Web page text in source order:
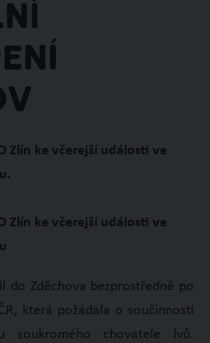
Zlín ke včerejší události ve
Zlín ke včerejší události ve
do Zděchova bezprostředně po
která požádala o součinnosti
soukromého chovatele lvů.